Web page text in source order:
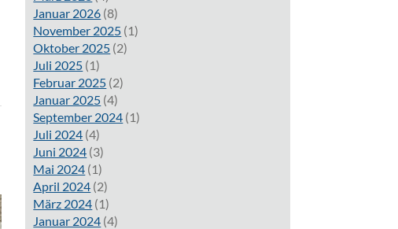
Januar 2026 (8)
November 2025 (1)
Oktober 2025 (2)
Juli 2025 (1)
Februar 2025 (2)
Januar 2025 (4)
September 2024 (1)
Juli 2024 (4)
Juni 2024 (3)
Mai 2024 (1)
April 2024 (2)
März 2024 (1)
Januar 2024 (4)